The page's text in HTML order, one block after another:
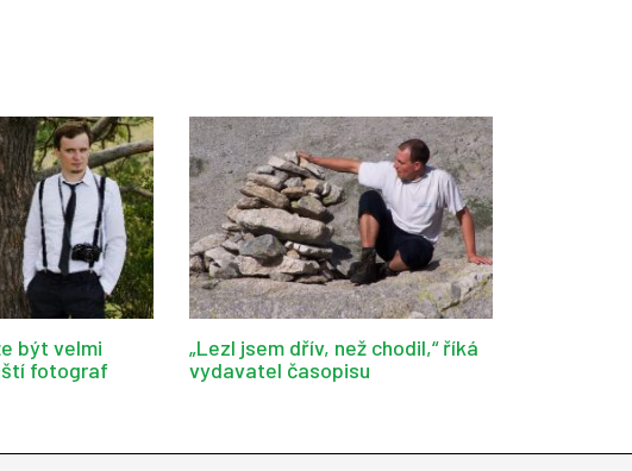
být velmi
fotograf
„Lezl jsem dřív, než chodil,“ říká
vydavatel časopisu